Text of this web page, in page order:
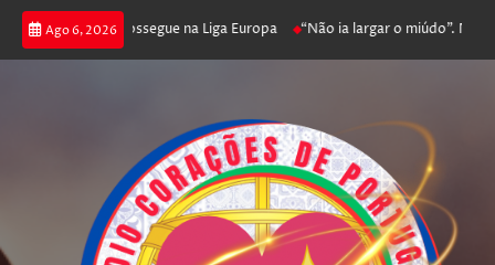
Ago 6, 2026
poker e prossegue na Liga Europa “Não ia largar o miúdo”.